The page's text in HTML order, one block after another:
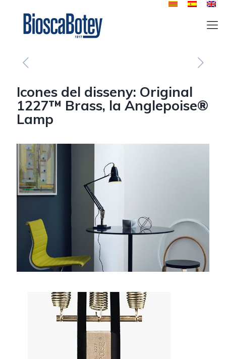
Icones del disseny: Original
1227™ Brass, la Anglepoise®
Lamp